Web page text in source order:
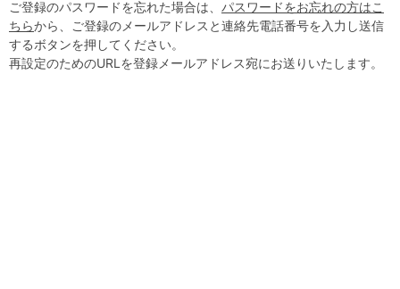
ご登録のパスワードを忘れた場合は、 パスワードをお忘れの方はこ
ちらから、ご登録のメールアドレスと連絡先電話番号を入力し送信
するボタンを押してください。
再設定のためのURLを登録メールアドレス宛にお送りいたします。